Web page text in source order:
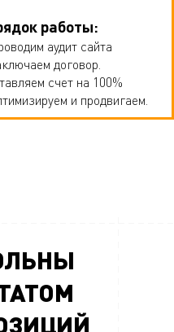
работы:
аудит сайта
договор.
счет на 100%
и продвигаем.